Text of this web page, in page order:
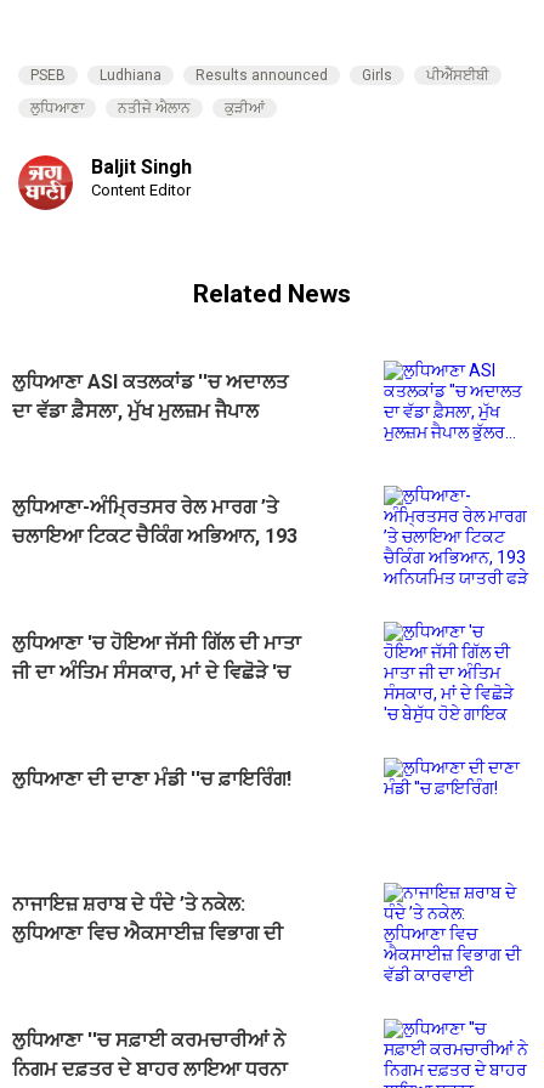
PSEB Ludhiana Results announced Girls
ਪੀਐੱਸਈਬੀ
ਲੁਧਿਆਣਾ
ਨਤੀਜੇ ਐਲਾਨ ਕੁੜੀਆਂ
Baljit Singh
Content Editor
Related News
ਲੁਧਿਆਣਾ ASI ਕਤਲਕਾਂਡ ''ਚ ਅਦਾਲਤ
ਦਾ ਵੱਡਾ ਫ਼ੈਸਲਾ, ਮੁੱਖ ਮੁਲਜ਼ਮ ਜੈਪਾਲ
ਲੁਧਿਆਣਾ-ਅੰਮ੍ਰਿਤਸਰ ਰੇਲ ਮਾਰਗ ’ਤੇ
ਚਲਾਇਆ ਟਿਕਟ ਚੈਕਿੰਗ ਅਭਿਆਨ, 193
ਲੁਧਿਆਣਾ 'ਚ ਹੋਇਆ ਜੱਸੀ ਗਿੱਲ ਦੀ ਮਾਤਾ
ਜੀ ਦਾ ਅੰਤਿਮ ਸੰਸਕਾਰ, ਮਾਂ ਦੇ ਵਿਛੋੜੇ 'ਚ
ਲੁਧਿਆਣਾ ਦੀ ਦਾਣਾ ਮੰਡੀ ''ਚ ਫ਼ਾਇਰਿੰਗ!
ਨਾਜਾਇਜ਼ ਸ਼ਰਾਬ ਦੇ ਧੰਦੇ ’ਤੇ ਨਕੇਲ:
ਲੁਧਿਆਣਾ ਵਿਚ ਐਕਸਾਈਜ਼ ਵਿਭਾਗ ਦੀ
ਲੁਧਿਆਣਾ ''ਚ ਸਫ਼ਾਈ ਕਰਮਚਾਰੀਆਂ ਨੇ
ਨਿਗਮ ਦਫ਼ਤਰ ਦੇ ਬਾਹਰ ਲਾਇਆ ਧਰਨਾ